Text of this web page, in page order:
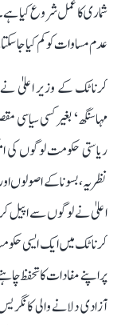
شماری کا عمل شروع کیا
عدم مساوات کو کم کیا جا
کرناٹک کے وزیر اعلیٰ نے
مہاسنگھ‘ بغیر کسی
ریاستی حکومت لوگوں کی
نظریہ، بسونا کے
اعلیٰ نے لوگوں سے اپیل
کرناٹک میں ایک ایسی
پر اپنے مفادات کا تحفظ
آزادی دلانے والی